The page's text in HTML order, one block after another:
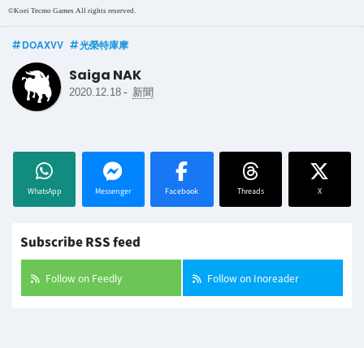
©Koei Tecmo Games All rights reserved.
DOAXVV 光榮特庫摩
Saiga NAK
2020.12.18 - 新聞
WhatsApp Messenger Facebook Threads X
Subscribe RSS feed
Follow on Feedly Follow on Inoreader